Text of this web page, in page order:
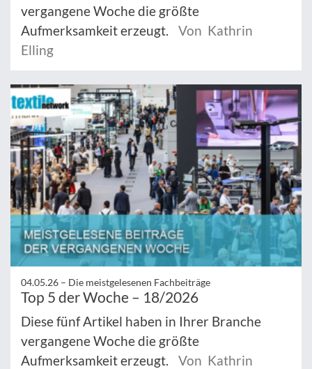
vergangene Woche die größte
Aufmerksamkeit erzeugt.
Von Kathrin
Elling
04.05.26 – Die meistgelesenen Fachbeiträge
Top 5 der Woche – 18/2026
Diese fünf Artikel haben in Ihrer Branche
vergangene Woche die größte
Aufmerksamkeit erzeugt.
Von Kathrin